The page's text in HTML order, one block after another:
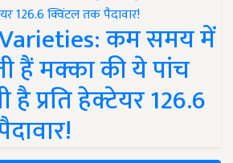
कम समय में
हैं मक्का की ये पांच
है प्रति हेक्टेयर 126.6